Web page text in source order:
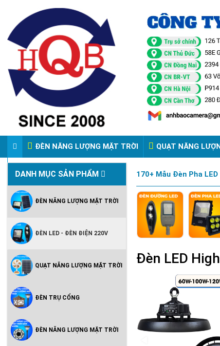
ĐÈN NĂNG LƯỢNG MẶT TRỜI QUẠT NĂNG
VIDEO ĐÈN PHA ĐIỆN 220V
DANH MỤC SẢN PHẨM
ĐÈN NĂNG LƯỢNG MẶT TRỜI
ĐÈN LED - ĐÈN ĐIỆN 220V
Hoàng Quốc Bảo - Độ Sáng Cao,
QUẠT NĂNG LƯỢNG MẶT TRỜI
ĐÈN TRỤ CỔNG
ĐÈN NĂNG LƯỢNG MẶT TRỜI
170+ Mẫu Đèn Pha
Đèn LED